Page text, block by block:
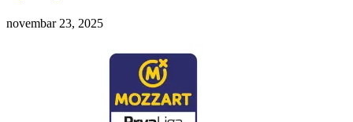
novembar 23, 2025